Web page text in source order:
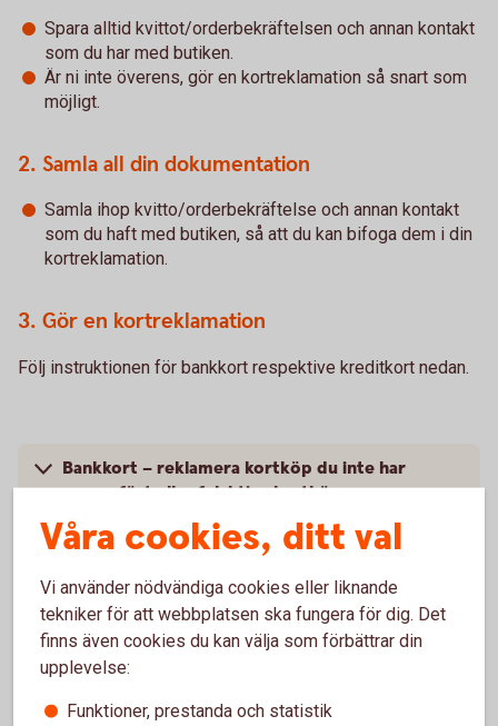
Spara alltid kvittot/orderbekräftelsen och annan kontakt
som du har med butiken.
Är ni inte överens, gör en kortreklamation så snart som
möjligt.
2. Samla all din dokumentation
Samla ihop kvitto/orderbekräftelse och annan kontakt
som du haft med butiken, så att du kan bifoga dem i din
kortreklamation.
3. Gör en kortreklamation
Följ instruktionen för bankkort respektive kreditkort nedan.
Bankkort – reklamera kortköp du inte har
genomfört eller felaktiga kortköp
Kreditkort – reklamera kortköp du inte har
genomfört
Information om
Våra cookies, ditt val
Vi använder nödvändiga cookies eller liknande
tekniker för att webbplatsen ska fungera för dig. Det
finns även cookies du kan välja som förbättrar din
upplevelse:
Funktioner, prestanda och statistik